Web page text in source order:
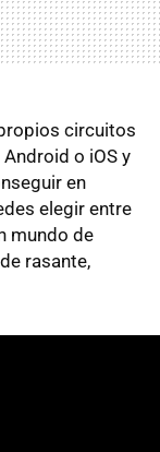
circuitos
o iOS y
en
elegir entre
mundo de
rasante,